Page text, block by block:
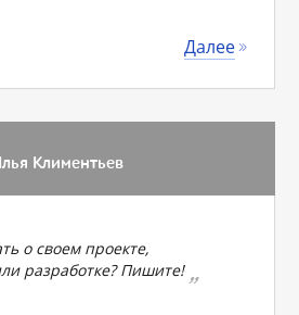
Далее
Климентьев
о своем проекте,
разработке? Пишите!